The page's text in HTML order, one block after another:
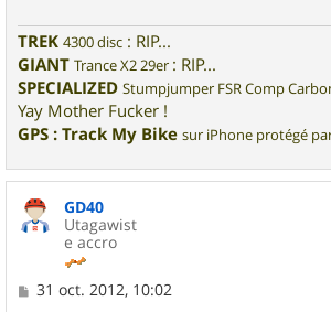
TREK 4300 disc : RIP...
GIANT Trance X2 29er : RIP...
SPECIALIZED Stumpjumper FSR Comp
Yay Mother Fucker !
GPS : Track My Bike sur iPhone protégé
GD40
Utagawist
e accro
M
31 oct. 2012, 10:02